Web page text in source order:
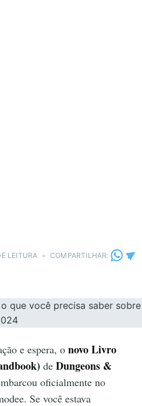
LEITURA • COMPARTILHAR:
e espera, onovo Livro
deDungeons &
oficialmente no
Se você estava